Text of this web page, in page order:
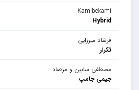
Kamibekami
Hybrid
فرشاد میرزایی
تکرار
مصطفی سابین و مرصاد
جیمی جامپ